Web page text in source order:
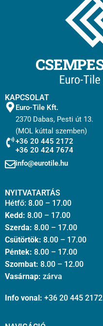
KAPCSOLAT
Euro-Tile Kft.
2370 Dabas, Pesti út 13.
(MOL kúttal szemben)
+36 20 445 2172
+36 20 424 7674
info@eurotile.hu
NYITVATARTÁS
Hétfő: 8.00 – 17.00
Kedd: 8.00 – 17.00
Szerda: 8.00 – 17.00
Csütörtök: 8.00 – 17.00
Péntek: 8.00 – 17.00
Szombat: 8.00 – 12.00
Vasárnap: zárva
Info vonal: +36 20 445 2172